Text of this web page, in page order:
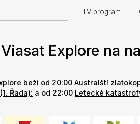
TV program
Explore na
beží od 20:00 Australští
Řada): a od 22:00 Letecké